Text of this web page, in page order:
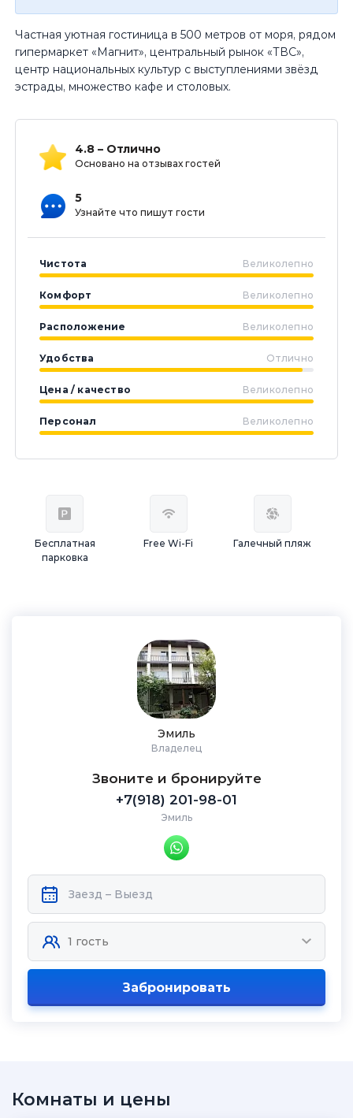
Частная уютная гостиница в 500 метров от моря, рядом
гипермаркет «Магнит», центральный рынок «ТВС»,
центр национальных культур с выступлениями звёзд
эстрады, множество кафе и столовых.
4.8 – Отлично
Основано на отзывах гостей
5
Узнайте что пишут гости
Чистота Великолепно
Комфорт Великолепно
Расположение Великолепно
Удобства Отлично
Цена / качество Великолепно
Персонал Великолепно
Бесплатная
парковка
Free Wi-Fi Галечный пляж
Эмиль
Владелец
Звоните и бронируйте
+7(918) 201-98-01
Эмиль
Забронировать
Комнаты и цены